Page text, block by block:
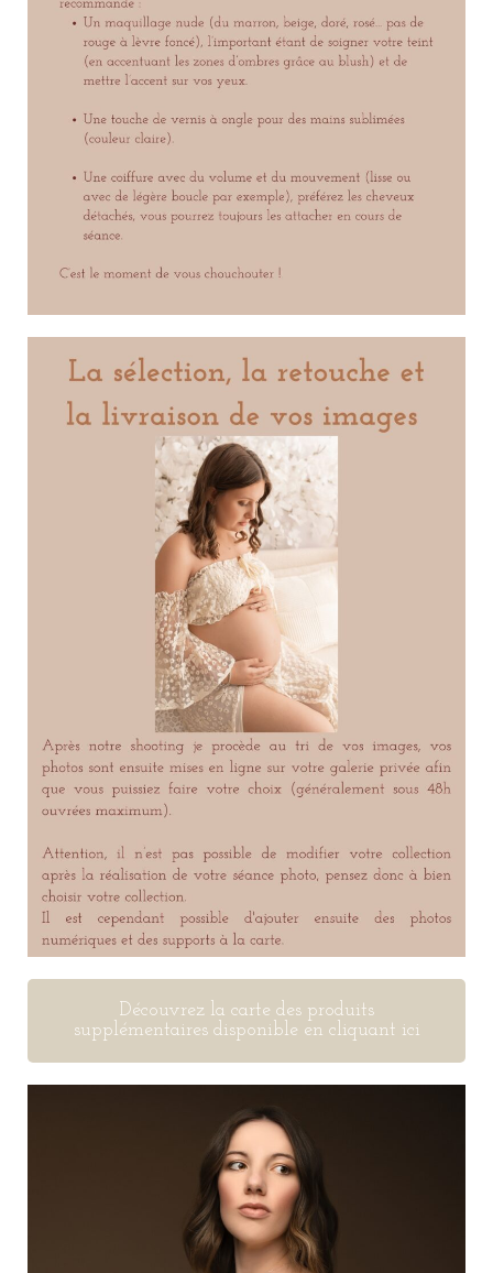
Découvrez la carte des produits
supplémentaires disponible en cliquant ici